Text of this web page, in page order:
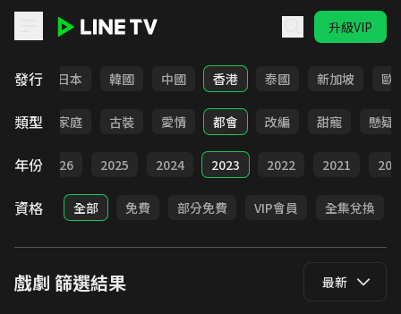
升級VIP
發行
台灣 日本 韓國 中國 香港 泰國 新加坡 歐
類型
校園 家庭 古裝 愛情 都會 改編 甜寵 懸疑
年份
部 2026 2025 2024 2023 2022 2021
資格 全部 免費 部分免費 VIP會員 全集兌換
戲劇 篩選結果 最新